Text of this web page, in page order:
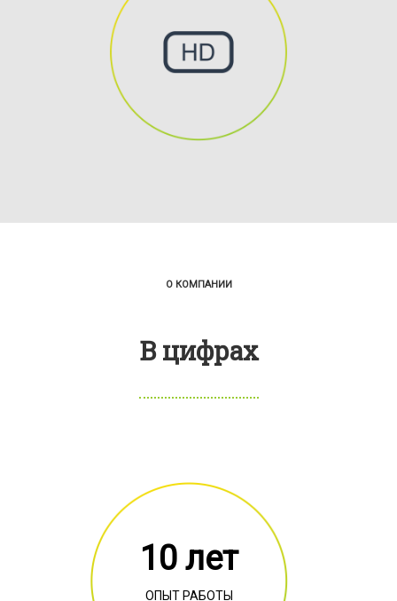
EuroTraffic предлагает услуги
по предоставлению HDTV-
телевидения для передачи
О КОМПАНИИ
В цифрах
10 лет
ОПЫТ РАБОТЫ